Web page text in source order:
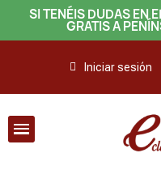
SI TENÉIS DUDAS EN
GRATIS A
Iniciar sesión